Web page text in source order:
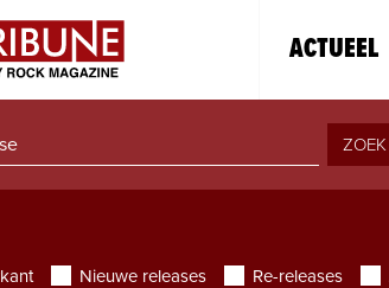
ACTUEEL
ZOEK
Nieuwe releases Re-releases